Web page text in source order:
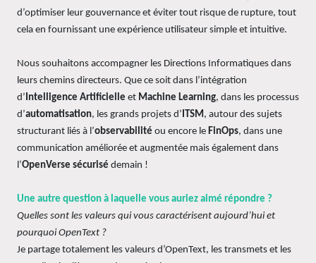
d’optimiser leur gouvernance et éviter tout risque de rupture, tout
cela en fournissant une expérience utilisateur simple et intuitive.
Nous souhaitons accompagner les Directions Informatiques dans
leurs chemins directeurs. Que ce soit dans l’intégration
d’ Intelligence Artificielle et Machine Learning, dans les processus
d’automatisation, les grands projets d’ ITSM , autour des sujets
structurant liés à l’observabilité ou encore le FinOps, dans une
communication améliorée et augmentée mais également dans
l’OpenVerse sécurisé demain !
Une autre question à laquelle vous auriez aimé répondre ?
Quelles sont les valeurs qui vous caractérisent aujourd’hui et
pourquoi OpenText ?
Je partage totalement les valeurs d’OpenText, les transmets et les